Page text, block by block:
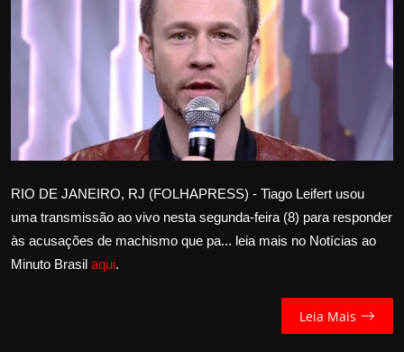
Internacional
Educação
Política
Saúde
RIO DE JANEIRO, RJ (FOLHAPRESS) - Tiago Leifert usou
uma transmissão ao vivo nesta segunda-feira (8) para responder
às acusações de machismo que pa... leia mais no Notícias ao
Minuto Brasil aqui.
Leia Mais